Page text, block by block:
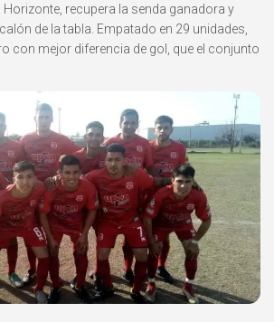
Horizonte, recupera la senda ganadora y
de la tabla. Empatado en 29 unidades,
con mejor diferencia de gol, que el conjunto